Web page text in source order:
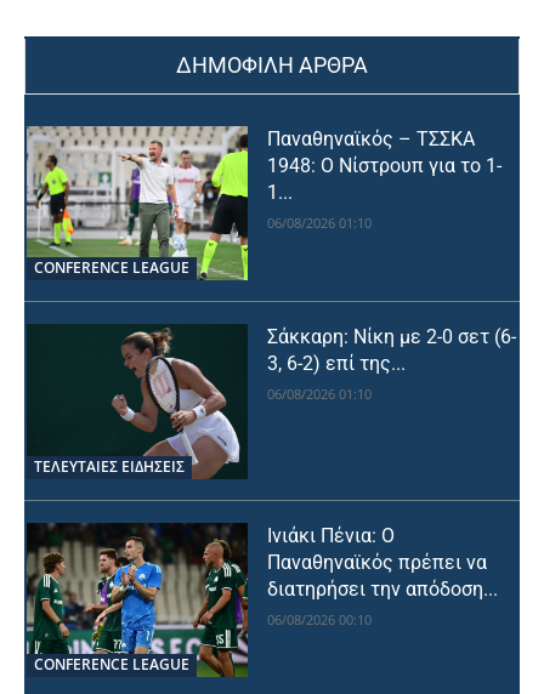
ΔΗΜΟΦΙΛΗ ΑΡΘΡΑ
CONFERENCE LEAGUE
Παναθηναϊκός – ΤΣΣΚΑ
1948: Ο Νίστρουπ για το 1-
1...
06/08/2026 01:10
ΤΕΛΕΥΤΑΙΕΣ ΕΙΔΗΣΕΙΣ
Σάκκαρη: Νίκη με 2-0 σετ (6-
3, 6-2) επί της...
06/08/2026 01:10
CONFERENCE LEAGUE
Ινιάκι Πένια: Ο
Παναθηναϊκός πρέπει να
διατηρήσει την απόδοση...
06/08/2026 00:10